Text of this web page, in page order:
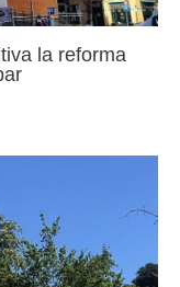
la reforma